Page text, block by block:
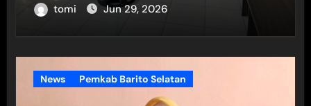
tomi Jun 29, 2026
News Pemkab Barito Selatan